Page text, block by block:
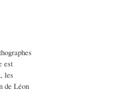
est
les
de Léon